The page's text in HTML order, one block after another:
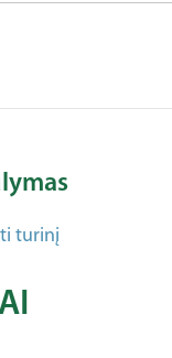
turinį